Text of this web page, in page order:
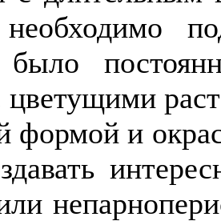
было
цветущими
формой и